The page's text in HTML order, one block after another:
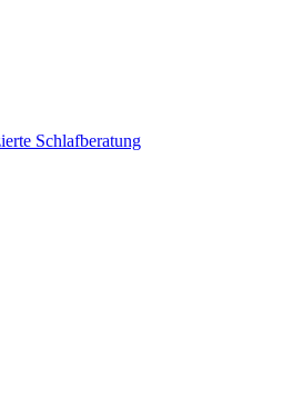
Schlafberatung